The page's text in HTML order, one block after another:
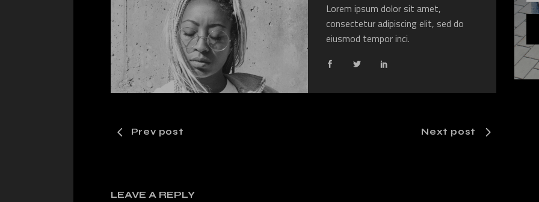
Lorem ipsum dolor sit amet,
consectetur adipiscing elit, sed do
eiusmod tempor inci.
Prev post Next post
LEAVE A REPLY